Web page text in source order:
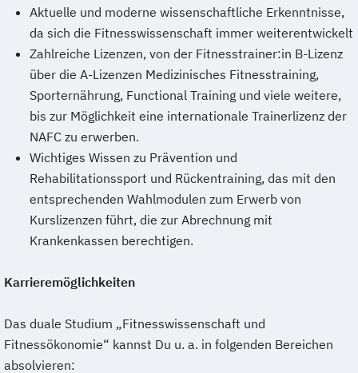
Aktuelle und moderne wissenschaftliche Erkenntnisse,
da sich die Fitnesswissenschaft immer weiterentwickelt
Zahlreiche Lizenzen, von der Fitnesstrainer:in B-Lizenz
über die A-Lizenzen Medizinisches Fitnesstraining,
Sporternährung, Functional Training und viele weitere,
bis zur Möglichkeit eine internationale Trainerlizenz der
NAFC zu erwerben.
Wichtiges Wissen zu Prävention und
Rehabilitationssport und Rückentraining, das mit den
entsprechenden Wahlmodulen zum Erwerb von
Kurslizenzen führt, die zur Abrechnung mit
Krankenkassen berechtigen.
Karrieremöglichkeiten
Das duale Studium „Fitnesswissenschaft und
Fitnessökonomie“ kannst Du u. a. in folgenden Bereichen
absolvieren: